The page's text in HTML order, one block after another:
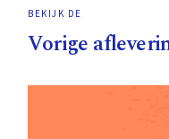
BEKIJK DE
Vorige